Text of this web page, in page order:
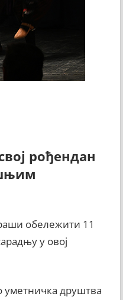
рођендан
обележити 11
у овој
уметничка друштва